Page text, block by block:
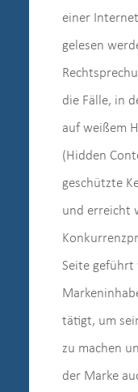
einer
gelesen
die Fälle, in
auf weißem
(Hidden
geschützte
und erreicht
Seite geführt
tätigt, um
zu machen
der Marke